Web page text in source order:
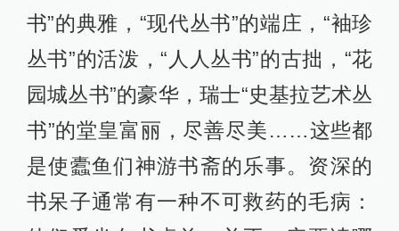
书”的典雅，“现代丛书”的端庄，“袖珍
丛书”的活泼，“人人丛书”的古拙，“花
园城丛书”的豪华，瑞士“史基拉艺术丛
书”的堂皇富丽，尽善尽美……这些都
是使蠹鱼们神游书斋的乐事。资深的
书呆子通常有一种不可救药的毛病：